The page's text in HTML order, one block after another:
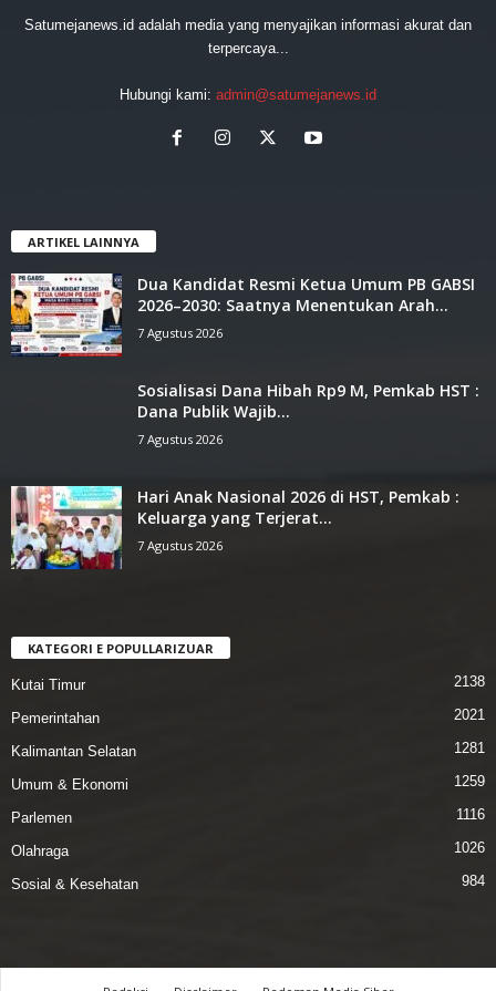
Satumejanews.id adalah media yang menyajikan informasi akurat dan
terpercaya...
Hubungi kami: admin@satumejanews.id
ARTIKEL LAINNYA
Dua Kandidat Resmi Ketua Umum PB GABSI
2026–2030: Saatnya Menentukan Arah...
7 Agustus 2026
Sosialisasi Dana Hibah Rp9 M, ‎Pemkab HST :
Dana Publik Wajib...
7 Agustus 2026
Hari Anak Nasional 2026 di ‎HST, Pemkab :
Keluarga yang ‎Terjerat...
7 Agustus 2026
KATEGORI E POPULLARIZUAR
Kutai Timur 2138
Pemerintahan 2021
Kalimantan Selatan 1281
Umum & Ekonomi 1259
Parlemen 1116
Olahraga 1026
Sosial & Kesehatan 984